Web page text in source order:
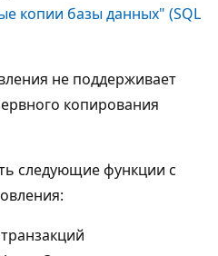
копии базы данных" (SQL
не поддерживает
копирования
следующие функции с